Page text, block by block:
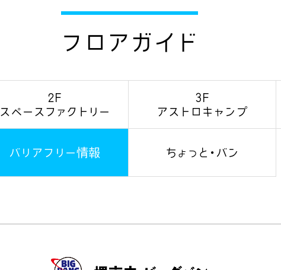
フロアガイド
2F
スペースファクトリー
3F
アストロ キャンプ
バリアフリー情報 ちょっと・バン